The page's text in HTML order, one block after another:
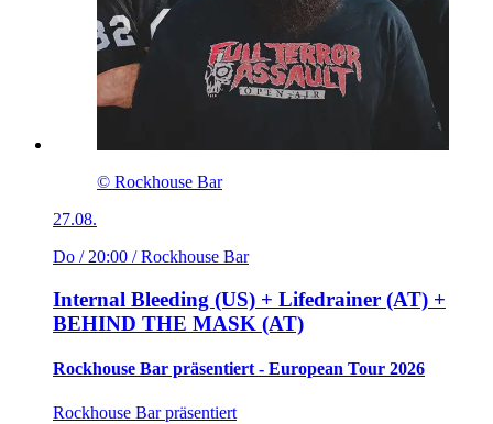
© Rockhouse Bar
27.08.
Do / 20:00 / Rockhouse Bar
Internal Bleeding (US) + Lifedrainer (AT) +
BEHIND THE MASK (AT)
Rockhouse Bar präsentiert - European Tour 2026
Rockhouse Bar präsentiert